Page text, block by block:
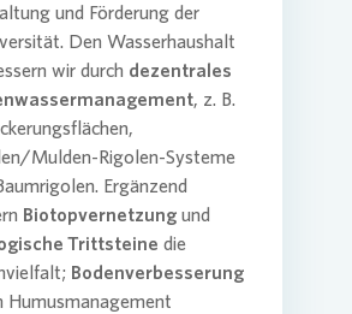
und Förderung der
Den Wasserhaushalt
wir durch dezentrales
, z. B.
Mulden-Rigolen-Systeme
Ergänzend
Biotopvernetzung und
Trittsteine die
Bodenverbesserung
Humusmanagement